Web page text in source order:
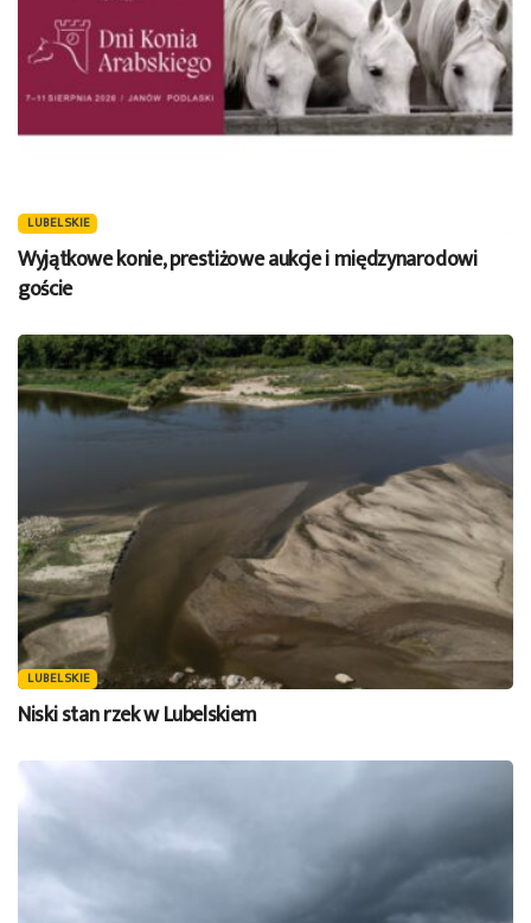
LUBELSKIE
Wyjątkowe konie, prestiżowe aukcje i międzynarodowi
goście
LUBELSKIE
Niski stan rzek w Lubelskiem